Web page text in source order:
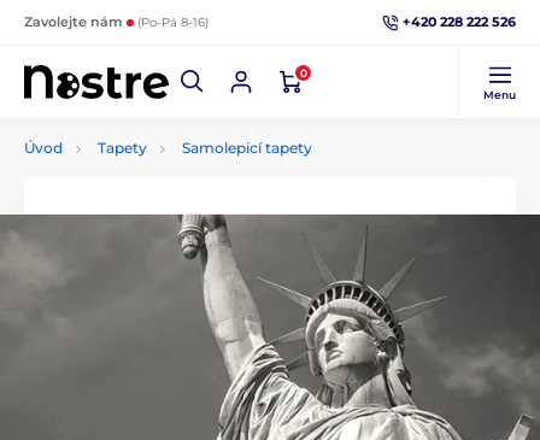
Zavolejte nám (Po-Pá 8-16) +420 228 222 526
0
Menu
Úvod Tapety Samolepicí tapety